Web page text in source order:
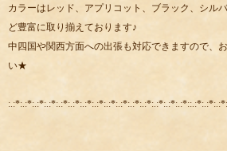
カラーはレッド、アプリコット、ブラック、シル
ど豊富に取り揃えております♪
中四国や関西方面への出張も対応できますので、
い★